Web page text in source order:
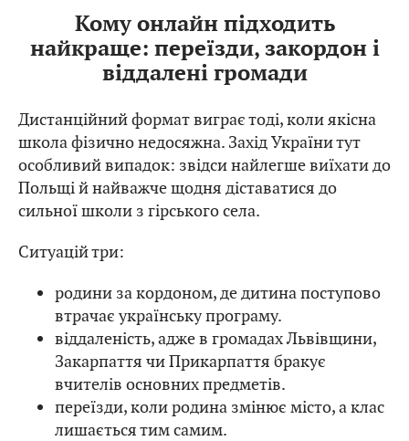
Кому онлайн підходить
найкраще: переїзди, закордон і
віддалені громади
Дистанційний формат виграє тоді, коли якісна
школа фізично недосяжна. Захід України тут
особливий випадок: звідси найлегше виїхати до
Польщі й найважче щодня діставатися до
сильної школи з гірського села.
Ситуацій три:
родини за кордоном, де дитина поступово
втрачає українську програму.
віддаленість, адже в громадах Львівщини,
Закарпаття чи Прикарпаття бракує
вчителів основних предметів.
переїзди, коли родина змінює місто, а клас
лишається тим самим.